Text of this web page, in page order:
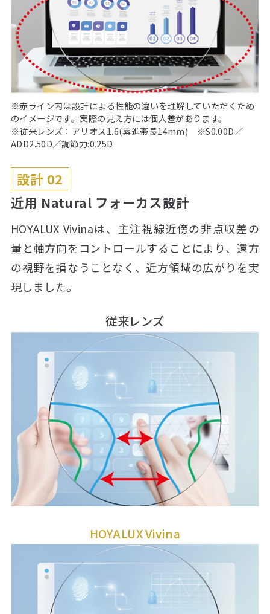
※赤ライン内は設計による性能の違いを理解していただくため
のイメージです。実際の見え方には個人差があります。
※従来レンズ：アリオス1.6(累進帯長14mm) ※S0.00D／
ADD2.50D／調節力:0.25D
設計 02
近用 Natural フォーカス設計
HOYALUX Vivinaは、主注視線近傍の非点収差の
量と軸方向をコントロールすることにより、遠方
の視野を損なうことなく、近方領域の広がりを実
現しました。
従来レンズ
HOYALUX Vivina